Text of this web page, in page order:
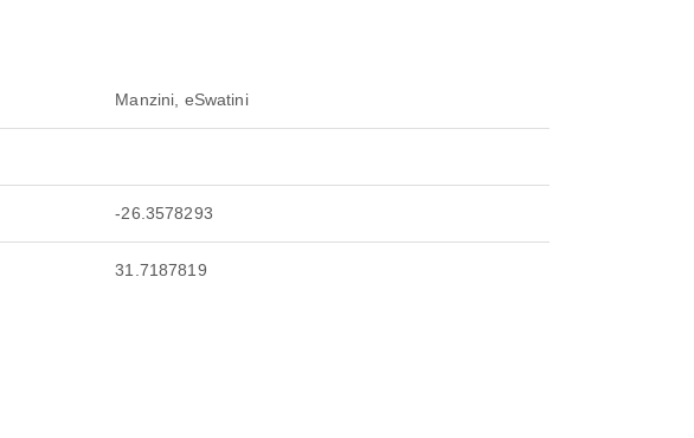
Manzini, eSwatini
-26.3578293
31.7187819